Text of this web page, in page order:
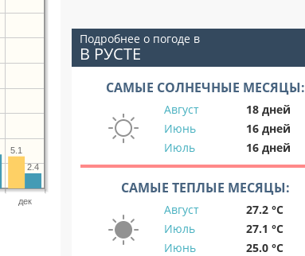
дек
5.1
2.4
Подробнее о погоде в
В РУСТЕ
САМЫЕ СОЛНЕЧНЫЕ МЕСЯЦЫ:
Август
18 дней
Июнь
16 дней
Июль
16 дней
САМЫЕ ТЕПЛЫЕ МЕСЯЦЫ:
Август
27.2 °C
Июль
27.1 °C
Июнь
25.0 °C